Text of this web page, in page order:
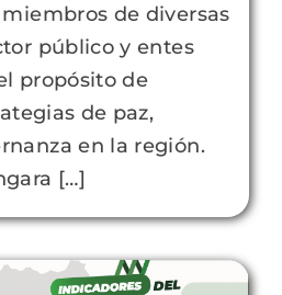
miembros de diversas
público y entes
propósito de
de paz,
en la región.
[…]